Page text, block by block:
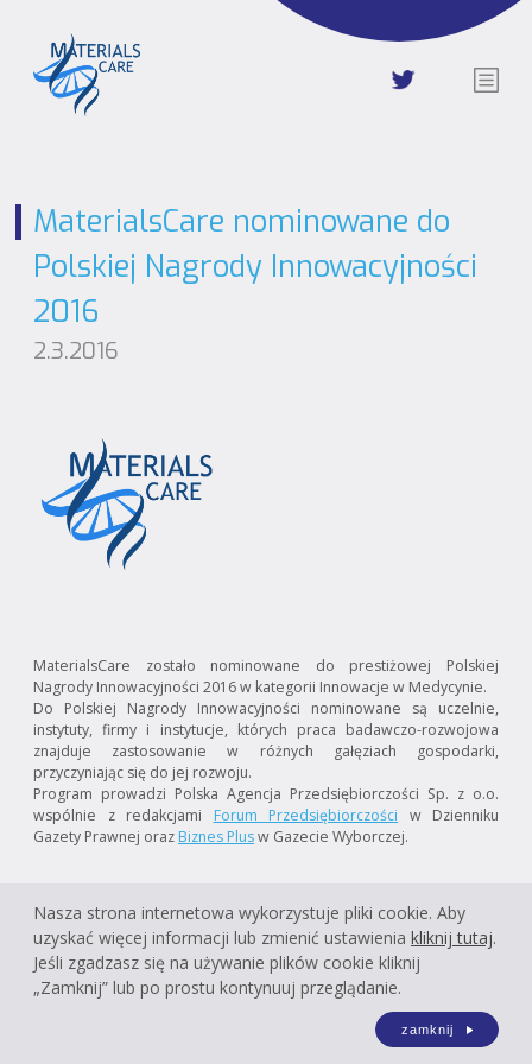
MaterialsCare nominowane do
Polskiej Nagrody Innowacyjności
2016
2.3.2016
MaterialsCare zostało nominowane do prestiżowej Polskiej
Nagrody Innowacyjności 2016 w kategorii Innowacje w Medycynie.
Do Polskiej Nagrody Innowacyjności nominowane są uczelnie,
instytuty, firmy i instytucje, których praca badawczo-rozwojowa
znajduje zastosowanie w różnych gałęziach gospodarki,
przyczyniając się do jej rozwoju.
Program prowadzi Polska Agencja Przedsiębiorczości Sp. z o.o.
wspólnie z redakcjami Forum Przedsiębiorczości w Dzienniku
Gazety Prawnej oraz Biznes Plusw Gazecie Wyborczej.
Nasza strona internetowa wykorzystuje pliki cookie. Aby
uzyskać więcej informacji lub zmienić ustawienia kliknij tutaj.
Jeśli zgadzasz się na używanie plików cookie kliknij
„Zamknij” lub po prostu kontynuuj przeglądanie.
zamknij